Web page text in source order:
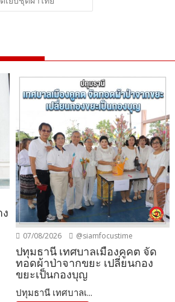
07/08/2026 @siamfocustime
ปทุมธานี เทศบาลเมืองคูคต จัด
ทอดผ้าป่าจากขยะ เปลี่ยนกอง
ขยะเป็นกองบุญ
ปทุมธานี เทศบาลเ...